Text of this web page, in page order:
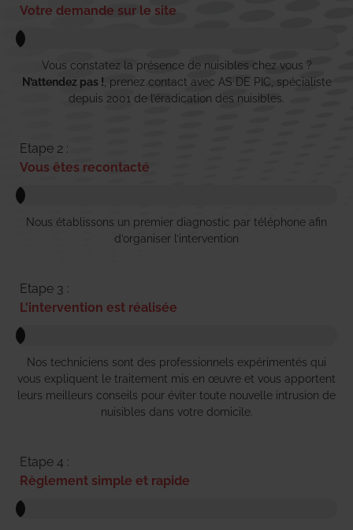
Votre demande sur le site
Vous constatez la présence de nuisibles chez vous ?
N’attendez pas ! , prenez contact avec AS DE PIC, spécialiste
depuis 2001 de l’éradication des nuisibles.
Etape 2 :
Vous êtes recontacté
Nous établissons un premier diagnostic par téléphone afin
d’organiser l’intervention
Etape 3 :
L'intervention est réalisée
Nos techniciens sont des professionnels expérimentés qui
vous expliquent le traitement mis en œuvre et vous apportent
leurs meilleurs conseils pour éviter toute nouvelle intrusion de
nuisibles dans votre domicile.
Etape 4 :
Règlement simple et rapide